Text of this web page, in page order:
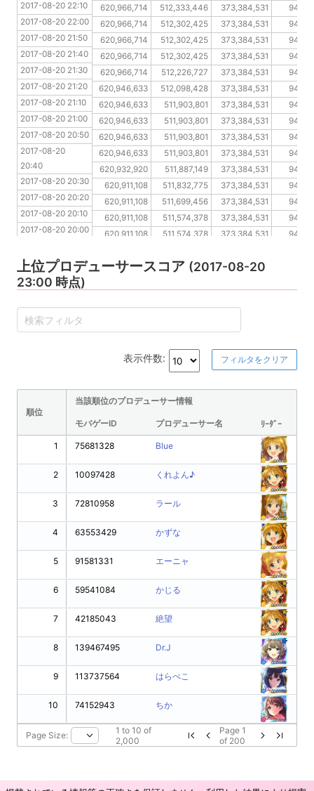
2017-08-20 22:00
620,966,714 512,333,446 373,384,531
2017-08-20 21:50
620,966,714 512,302,425 373,384,531
2017-08-20 21:40
620,966,714 512,302,425 373,384,531
2017-08-20 21:30
620,966,714 512,302,425 373,384,531
2017-08-20 21:20
620,966,714 512,226,727 373,384,531
2017-08-20 21:10
620,946,633 512,098,428 373,384,531
2017-08-20 21:00
620,946,633 511,903,801 373,384,531
2017-08-20 20:50
620,946,633 511,903,801 373,384,531
2017-08-20 20:40
620,946,633 511,903,801 373,384,531
2017-08-20 20:30
620,946,633 511,903,801 373,384,531
2017-08-20 20:20
620,932,920 511,887,149 373,384,531
2017-08-20 20:10
620,911,108 511,832,775 373,384,531
2017-08-20 20:00
620,911,108 511,699,456 373,384,531
2017-08-20 19:50
620,911,108 511,574,378 373,384,531
2017-08-20 19:40
620,911,108 511,574,378 373,384,531
2017-08-20 22:10
2017-08-20 22:00
2017-08-20 21:50
2017-08-20 21:40
2017-08-20 21:30
2017-08-20 21:20
2017-08-20 21:10
2017-08-20 21:00
2017-08-20 20:50
2017-08-20
20:40
2017-08-20 20:30
2017-08-20 20:20
2017-08-20 20:10
2017-08-20 20:00
2017-08-20 19:40
2017-08-20 19:30
上位プロデューサースコア (2017-08-20
23:00 時点)
表示件数: フィルタをクリア
順位
当該順位のプロデューサー情報
モバゲーID プロデューサー名 ﾘｰﾀﾞｰ
1
2
3
4
5
6
7
8
9
10
75681328 Blue
10097428 くれよん♪
72810958 ラール
63553429 かずな
91581331 エーニャ
59541084 かじる
42185043 絶望
139467495 Dr.J
113737564 はらぺこ
74152943 ちか
Page Size: 1 to 10 of
2,000
Page 1
of 200